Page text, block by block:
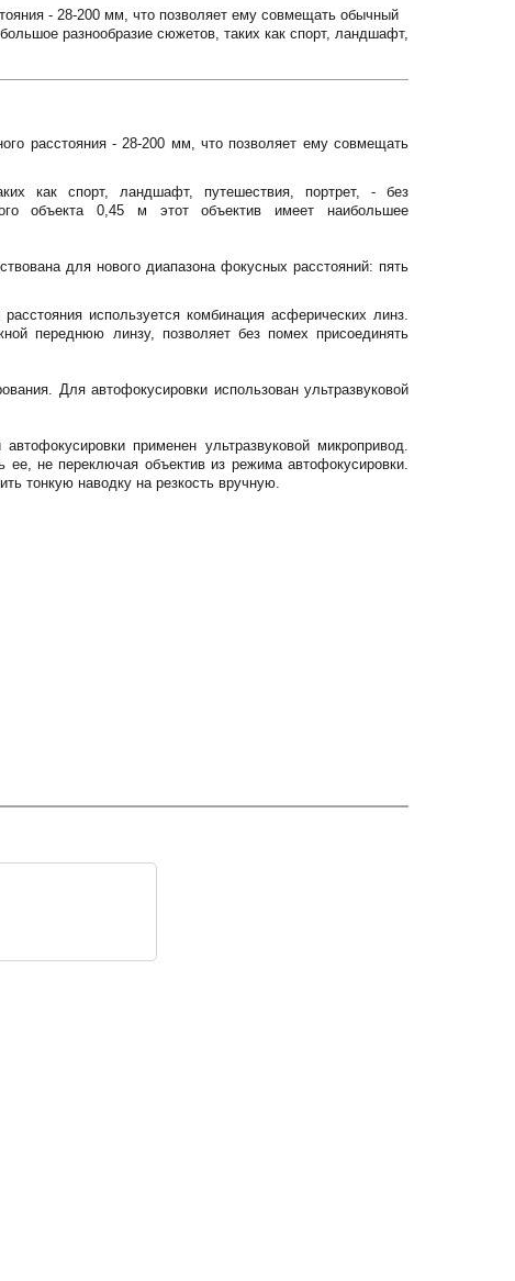
- 28-200 мм, что позволяет ему совмещать обычный
разнообразие сюжетов, таких как спорт, ландшафт,
расстояния - 28-200 мм, что позволяет ему совмещать
как спорт, ландшафт, путешествия, портрет, - без
объекта 0,45 м этот объектив имеет наибольшее
для нового диапазона фокусных расстояний: пять
используется комбинация асферических линз.
переднюю линзу, позволяет без помех присоединять
Для автофокусировки использован ультразвуковой
применен ультразвуковой микропривод.
не переключая объектив из режима автофокусировки.
тонкую наводку на резкость вручную.